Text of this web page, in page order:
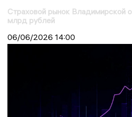
Страховой рынок Владимирской
млрд рублей
06/06/2026 14:00